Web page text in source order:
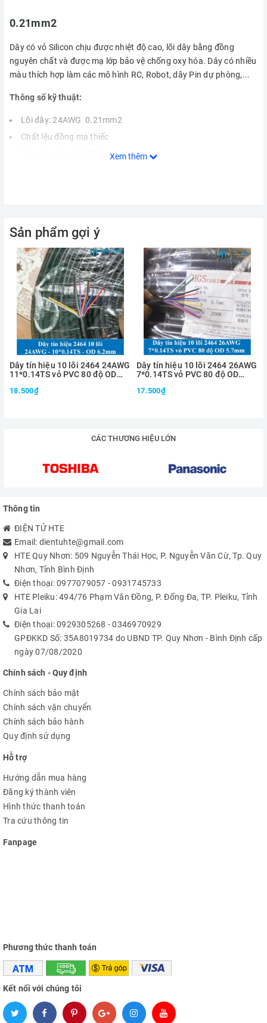
0.21mm2
Dây có vỏ Silicon chịu được nhiệt độ cao, lõi dây bằng đồng
nguyên chất và được mạ lớp bảo vệ chống oxy hóa. Dây có nhiều
màu thích hợp làm các mô hình RC, Robot, dây Pin dự phòng,...
Thông số kỹ thuật:
Lõi dây: 24AWG 0.21mm2
Chất lệu đồng mạ thiếc
Màu sắc: Đỏ, đen, trắng, vàng, xanh dương
Đơn giá 1 mét
Xem thêm
Sản phẩm gợi ý
Dây tín hiệu 10 lõi 2464 24AWG
11*0.14TS vỏ PVC 80 độ OD
18.500₫
Dây tín hiệu 10 lõi 2464 26AWG
7*0.14TS vỏ PVC 80 độ OD
17.500₫
CÁC THƯƠNG HIỆU LỚN
Thông tin
ĐIỆN TỬ HTE
Email: dientuhte@gmail.com
HTE Quy Nhơn: 509 Nguyễn Thái Học, P. Nguyễn Văn Cừ, Tp. Quy
Nhơn, Tỉnh Bình Định
Điện thoại:0977079057 -0931745733
HTE Pleiku: 494/76 Phạm Văn Đồng, P. Đống Đa, TP. Pleiku, Tỉnh
Gia Lai
Điện thoại:0929305268 -0346970929
GPĐKKD Số: 35A8019734 do UBND TP. Quy Nhơn - Bình Định cấp
ngày 07/08/2020
Chính sách - Quy định
Chính sách bảo mật
Chính sách vận chuyển
Chính sách bảo hành
Quy định sử dụng
Hỗ trợ
Hướng dẫn mua hàng
Đăng ký thành viên
Hình thức thanh toán
Tra cứu thông tin
Fanpage
Phương thức thanh toán
Kết nối với chúng tôi